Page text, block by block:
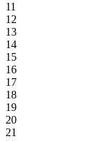
11
12
13
14
15
16
17
18
19
20
21